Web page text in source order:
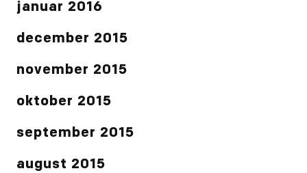
januar 2016
december 2015
november 2015
oktober 2015
september 2015
august 2015